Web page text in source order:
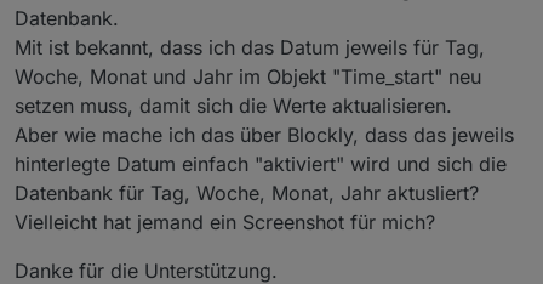
Datenbank.
Mit ist bekannt, dass ich das Datum jeweils für Tag,
Woche, Monat und Jahr im Objekt "Time_start" neu
setzen muss, damit sich die Werte aktualisieren.
Aber wie mache ich das über Blockly, dass das jeweils
hinterlegte Datum einfach "aktiviert" wird und sich die
Datenbank für Tag, Woche, Monat, Jahr aktusliert?
Vielleicht hat jemand ein Screenshot für mich?
Danke für die Unterstützung.